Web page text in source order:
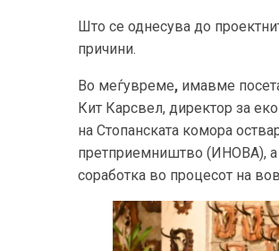
Што се однесува до
причини.
Во меѓувреме, имавме
Кит Карсвел, директор за
на Стопанската комора
претприемништво (ИНОВА), а
соработка во процесот на